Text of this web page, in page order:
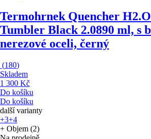
Termohrnek Quencher
Tumbler Black 2.0890 ml, s
nerezové oceli, černý
(180)
Skladem
1 300 Kč
Do košíku
Do košíku
další varianty
+3+4
+ Objem (2)